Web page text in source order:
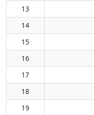
13
14
15
16
17
18
19